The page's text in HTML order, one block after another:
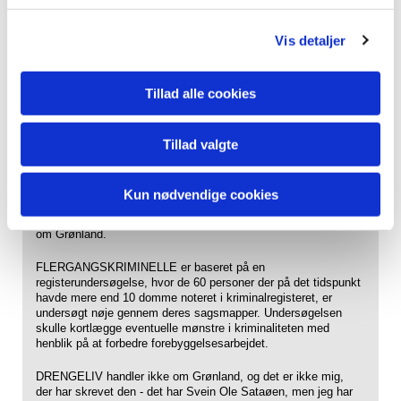
Vis detaljer
Tillad alle cookies
Tillad valgte
Kun nødvendige cookies
grundlag for at bevare det særlige grønlandske system med
indfødte lægdommere (fremfor udefrakommende, dvs. danske,
ANSTALT - TILSYN - PENSION handler om hvordan de
dette. Undersøgelsen satte blandt andet fokus på
at det er stærkt problematisk når de indsatte ikke får arbejde i
byen som forudsat, men er nødt til at opholde sig hele dagen i
anstalterne, hvor der ingen beskæftigelsesmuligeheder er. Den
er også kommet i engelsk oversættelse i serien Meddelelser
om Grønland.
FLERGANGSKRIMINELLE er baseret på en
registerundersøgelse, hvor de 60 personer der på det tidspunkt
havde mere end 10 domme noteret i kriminalregisteret, er
undersøgt nøje gennem deres sagsmapper. Undersøgelsen
skulle kortlægge eventuelle mønstre i kriminaliteten med
henblik på at forbedre forebyggelsesarbejdet.
DRENGELIV handler ikke om Grønland, og det er ikke mig,
der har skrevet den - det har Svein Ole Sataøen, men jeg har